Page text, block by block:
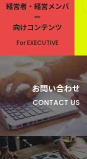
経営者・経営メンバ
ー
向けコンテンツ
For EXECUTIVE
お問い合わせ
CONTACT US